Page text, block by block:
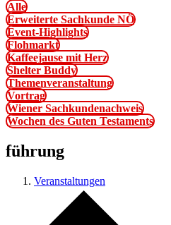
Alle
Erweiterte Sachkunde NÖ
Event-Highlights
Flohmarkt
Kaffeejause mit Herz
Shelter Buddy
Themenveranstaltung
Vortrag
Wiener Sachkundenachweis
Wochen des Guten Testaments
führung
Veranstaltungen